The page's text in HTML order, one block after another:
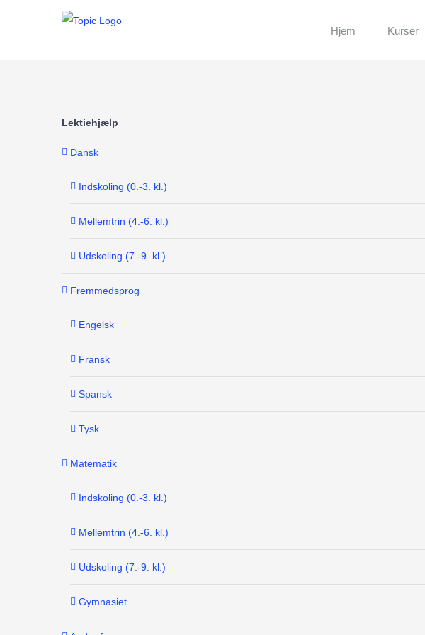
Hjem Kurser
Lektiehjælp
Dansk
Indskoling (0.-3. kl.)
Mellemtrin (4.-6. kl.)
Udskoling (7.-9. kl.)
Fremmedsprog
Engelsk
Fransk
Spansk
Tysk
Matematik
Indskoling (0.-3. kl.)
Mellemtrin (4.-6. kl.)
Udskoling (7.-9. kl.)
Gymnasiet